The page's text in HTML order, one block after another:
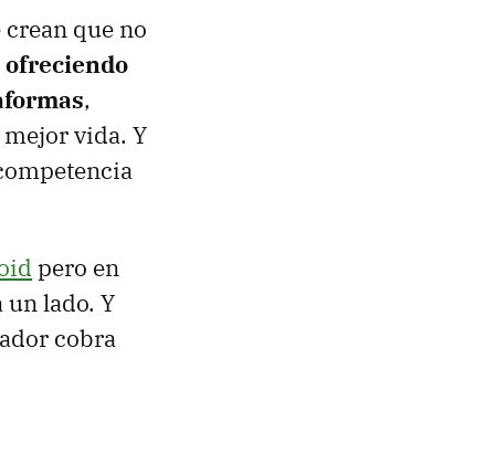
que no
ofreciendo
,
vida. Y
pero en
un lado. Y
cobra